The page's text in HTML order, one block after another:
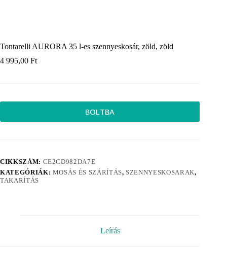
Tontarelli AURORA 35 l-es szennyeskosár, zöld, zöld
4 995,00 Ft
BOLTBA
CIKKSZÁM: CE2CD982DA7E
KATEGÓRIÁK: MOSÁS ÉS SZÁRÍTÁS, SZENNYESKOSARAK,
TAKARÍTÁS
Leírás